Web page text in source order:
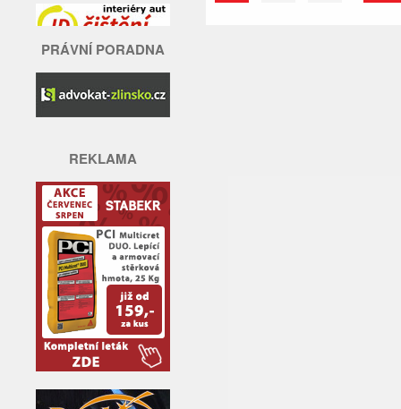
PRÁVNÍ PORADNA
REKLAMA